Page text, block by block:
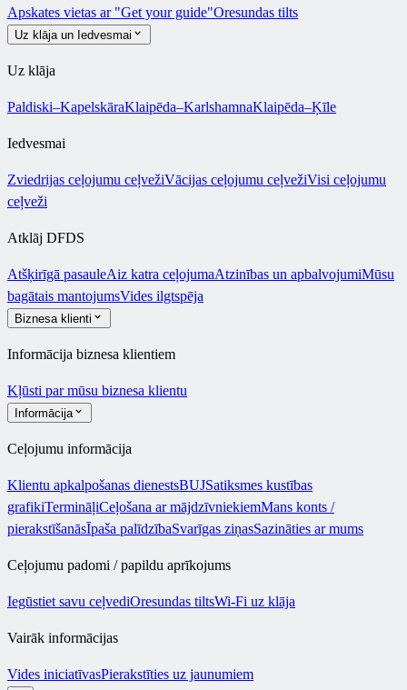
Apskates vietas ar "Get your guide"Oresundas tilts
Uz klāja un Iedvesmai
Uz klāja
Paldiski–KapelskāraKlaipēda–KarlshamnaKlaipēda–Ķīle
Iedvesmai
Zviedrijas ceļojumu ceļvežiVācijas ceļojumu ceļvežiVisi ceļojumu
ceļveži
Atklāj DFDS
Atšķirīgā pasauleAiz katra ceļojumaAtzinības un apbalvojumiMūsu
bagātais mantojumsVides ilgtspēja
Biznesa klienti
Informācija biznesa klientiem
Kļūsti par mūsu biznesa klientu
Informācija
Ceļojumu informācija
Klientu apkalpošanas dienestsBUJSatiksmes kustības
grafikiTermināļiCeļošana ar mājdzīvniekiemMans konts /
pierakstīšanāsĪpaša palīdzībaSvarīgas ziņasSazināties ar mums
Ceļojumu padomi / papildu aprīkojums
Iegūstiet savu ceļvediOresundas tiltsWi-Fi uz klāja
Vairāk informācijas
Vides iniciatīvasPierakstīties uz jaunumiem